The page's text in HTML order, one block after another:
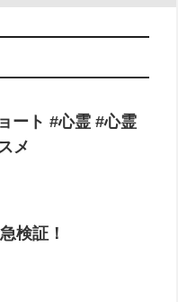
ート #心霊 #心霊
メ
検証！